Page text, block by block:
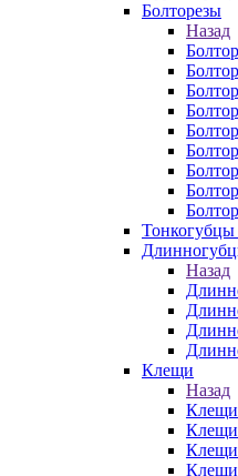
Болторезы
Назад
Назад
Клещи
Назад
Клещи
Клещи
Клещи
Клещи